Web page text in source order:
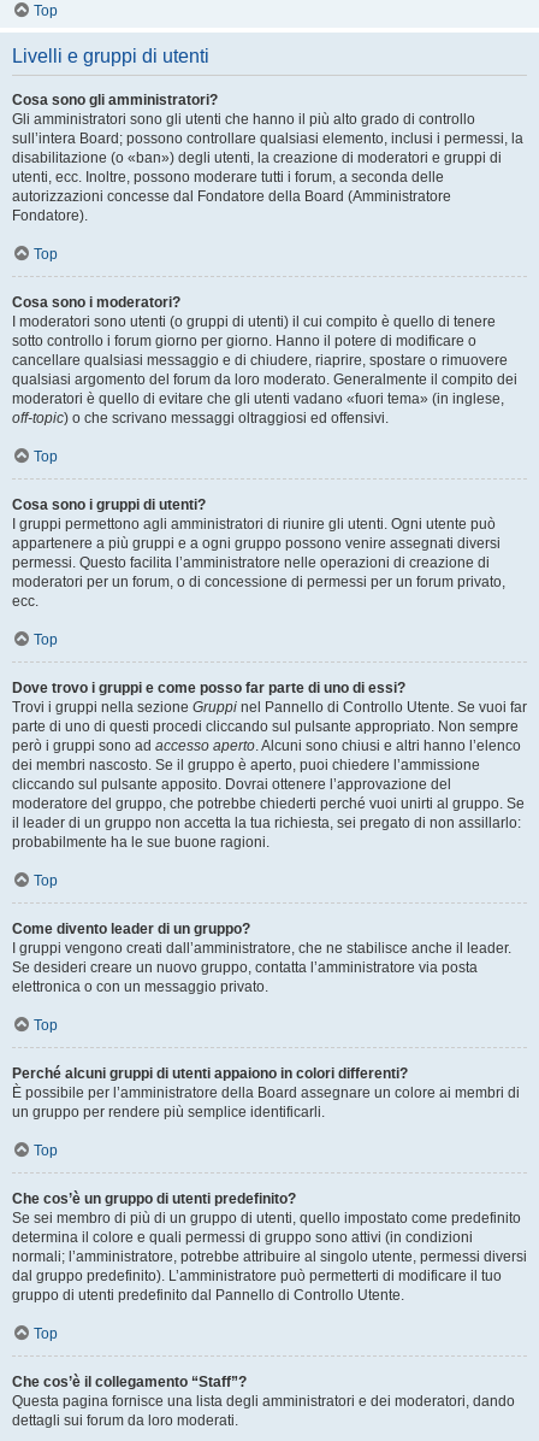
Top
Livelli e gruppi di utenti
Cosa sono gli amministratori?
Gli amministratori sono gli utenti che hanno il più alto grado di controllo
sull’intera Board; possono controllare qualsiasi elemento, inclusi i permessi, la
disabilitazione (o «ban») degli utenti, la creazione di moderatori e gruppi di
utenti, ecc. Inoltre, possono moderare tutti i forum, a seconda delle
autorizzazioni concesse dal Fondatore della Board (Amministratore
Fondatore).
Top
Cosa sono i moderatori?
I moderatori sono utenti (o gruppi di utenti) il cui compito è quello di tenere
sotto controllo i forum giorno per giorno. Hanno il potere di modificare o
cancellare qualsiasi messaggio e di chiudere, riaprire, spostare o rimuovere
qualsiasi argomento del forum da loro moderato. Generalmente il compito dei
moderatori è quello di evitare che gli utenti vadano «fuori tema» (in inglese,
off-topic) o che scrivano messaggi oltraggiosi ed offensivi.
Top
Cosa sono i gruppi di utenti?
I gruppi permettono agli amministratori di riunire gli utenti. Ogni utente può
appartenere a più gruppi e a ogni gruppo possono venire assegnati diversi
permessi. Questo facilita l’amministratore nelle operazioni di creazione di
moderatori per un forum, o di concessione di permessi per un forum privato,
ecc.
Top
Dove trovo i gruppi e come posso far parte di uno di essi?
Trovi i gruppi nella sezione Gruppi nel Pannello di Controllo Utente. Se vuoi far
parte di uno di questi procedi cliccando sul pulsante appropriato. Non sempre
però i gruppi sono ad accesso aperto. Alcuni sono chiusi e altri hanno l’elenco
dei membri nascosto. Se il gruppo è aperto, puoi chiedere l’ammissione
cliccando sul pulsante apposito. Dovrai ottenere l’approvazione del
moderatore del gruppo, che potrebbe chiederti perché vuoi unirti al gruppo. Se
il leader di un gruppo non accetta la tua richiesta, sei pregato di non assillarlo:
probabilmente ha le sue buone ragioni.
Top
Come divento leader di un gruppo?
I gruppi vengono creati dall’amministratore, che ne stabilisce anche il leader.
Se desideri creare un nuovo gruppo, contatta l’amministratore via posta
elettronica o con un messaggio privato.
Top
Perché alcuni gruppi di utenti appaiono in colori differenti?
È possibile per l’amministratore della Board assegnare un colore ai membri di
un gruppo per rendere più semplice identificarli.
Top
Che cos’è un gruppo di utenti predefinito?
Se sei membro di più di un gruppo di utenti, quello impostato come predefinito
determina il colore e quali permessi di gruppo sono attivi (in condizioni
normali; l’amministratore, potrebbe attribuire al singolo utente, permessi diversi
dal gruppo predefinito). L’amministratore può permetterti di modificare il tuo
gruppo di utenti predefinito dal Pannello di Controllo Utente.
Top
Che cos’è il collegamento “Staff”?
Questa pagina fornisce una lista degli amministratori e dei moderatori, dando
dettagli sui forum da loro moderati.